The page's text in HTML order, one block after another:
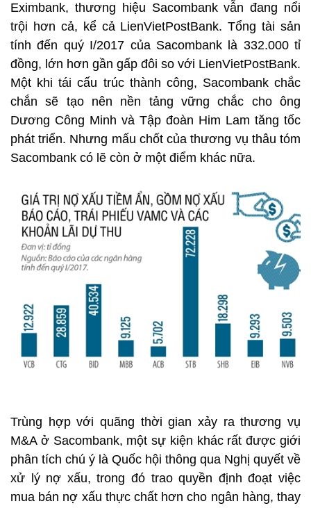
Eximbank, thương hiệu Sacombank vẫn đang nổi
trội hơn cả, kể cả LienVietPostBank. Tổng tài sản
tính đến quý I/2017 của Sacombank là 332.000 tỉ
đồng, lớn hơn gần gấp đôi so với LienVietPostBank.
Một khi tái cấu trúc thành công, Sacombank chắc
chắn sẽ tạo nên nền tảng vững chắc cho ông
Dương Công Minh và Tập đoàn Him Lam tăng tốc
phát triển. Nhưng mấu chốt của thương vụ thâu tóm
Sacombank có lẽ còn ở một điểm khác nữa.
Trùng hợp với quãng thời gian xảy ra thương vụ
M&A ở Sacombank, một sự kiện khác rất được giới
phân tích chú ý là Quốc hội thông qua Nghị quyết về
xử lý nợ xấu, trong đó trao quyền định đoạt việc
mua bán nợ xấu thực chất hơn cho ngân hàng, thay